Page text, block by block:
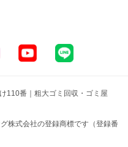
110番｜粗大ゴミ回収・ゴミ屋
株式会社の登録商標です（登録番